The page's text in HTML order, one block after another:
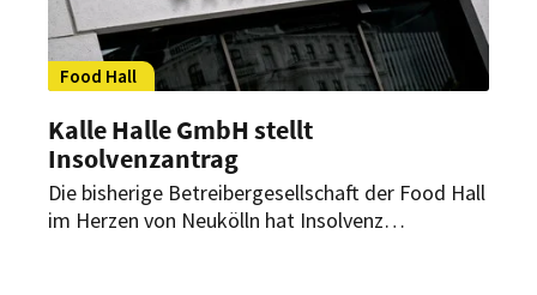
Food Hall
Kalle Halle GmbH stellt
Insolvenzantrag
Die bisherige Betreibergesellschaft der Food Hall
im Herzen von Neukölln hat Insolvenz